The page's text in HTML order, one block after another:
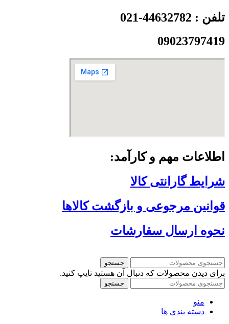
تلفن : 44632782-021
09023797419
اطلاعات مهم و کارآمد:
شرایط گارانتی کالا
قوانین مرجوعی و بازگشت کالاها
نحوه ارسال سفارشات
جستجو
برای دیدن محصولات که دنبال آن هستید تایپ کنید.
جستجو
منو
دسته بندی ها